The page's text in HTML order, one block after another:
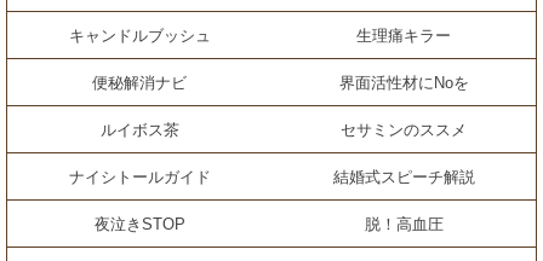
キャンドルブッシュ 生理痛キラー
便秘解消ナビ 界面活性材にNoを
ルイボス茶 セサミンのススメ
ナイシトールガイド 結婚式スピーチ解説
夜泣きSTOP 脱！高血圧